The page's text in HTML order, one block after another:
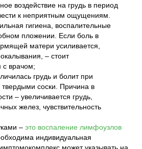
воздействие на грудь в период
к неприятным ощущениям.
гигиена, воспалительные
пложении. Если боль в
матери усиливается,
– стоит
с врачом;
грудь и болит при
твердыми соски. Причина в
– увеличивается грудь,
желез, чувствительность
– это воспаление лимфоузлов
индивидуальная